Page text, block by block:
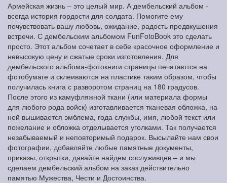
Армейская жизнь – это целый мир. А дембельский альбом -
всегда история гордости для солдата. Помогите ему
почувствовать вашу любовь, ожидание, радость предвкушения
встречи. С дембельским альбомом FunFotoBook это сделать
просто. Этот альбом сочетает в себе красочное оформление и
невысокую цену и сжатые сроки изготовления. Для
дембельского альбома-фотокниги страницы печатаются на
фотобумаге и склеиваются на пластике таким образом, чтобы
получилась книга с разворотом страниц на 180 градусов.
После этого из камуфляжной ткани (или материала формы
для любого рода войск) изготавливается тканевая обложка, на
ней вышивается эмблема, года службы, имя, любой текст или
пожелание и обложка отделывается уголками. Так получается
незабываемый и неповторимый подарок. Высылайте нам свои
фотографии, добавляйте любые памятные документы,
приказы, открытки, давайте найдем сослуживцев – и мы
сделаем дембельский альбом на заказ действительно
памятью Мужества, Чести и Достоинства.